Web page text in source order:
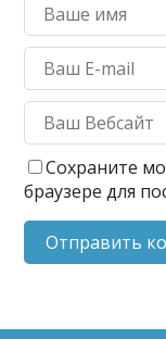
Сохраните
браузере для